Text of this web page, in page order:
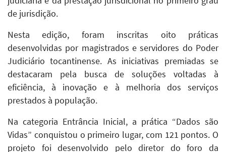
de jurisdição.
Nesta edição, foram inscritas oito práticas
desenvolvidas por magistrados e servidores do Poder
Judiciário tocantinense. As iniciativas premiadas se
destacaram pela busca de soluções voltadas à
eficiência, à inovação e à melhoria dos serviços
prestados à população.
Na categoria Entrância Inicial, a prática “Dados são
Vidas” conquistou o primeiro lugar, com 121 pontos. O
projeto foi desenvolvido pelo diretor do foro da